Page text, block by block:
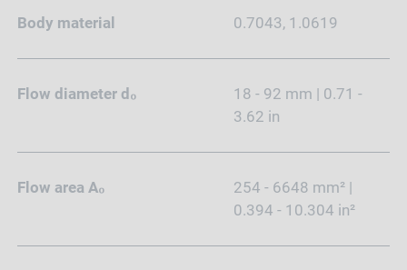
Body material 0.7043, 1.0619
Flow diameter d₀
18 - 92 mm | 0.71 -
3.62 in
Flow area A₀
254 - 6648 mm² |
0.394 - 10.304 in²